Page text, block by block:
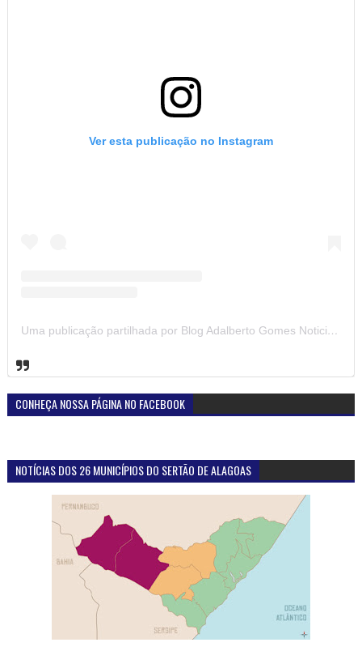
Ver esta publicação no Instagram
Uma publicação partilhada por Blog Adalberto Gomes Noticias (@blogadalbertogomesnoticiass)
CONHEÇA NOSSA PÁGINA NO FACEBOOK
NOTÍCIAS DOS 26 MUNICÍPIOS DO SERTÃO DE ALAGOAS